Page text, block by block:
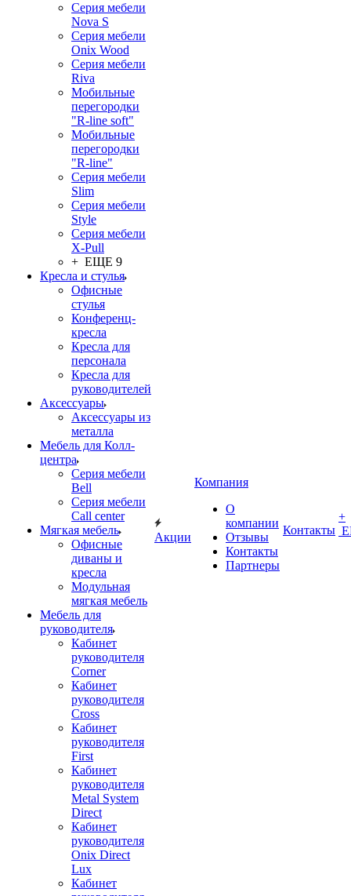
Серия мебели
Nova S
Серия мебели
Onix Wood
Серия мебели
Riva
Мобильные
перегородки
"R-line soft"
Мобильные
перегородки
"R-line"
Серия мебели
Slim
Серия мебели
Style
Серия мебели
X-Pull
+ ЕЩЕ 9
Кресла и стулья
Офисные
стулья
Конференц-
кресла
Кресла для
персонала
Кресла для
руководителей
Аксессуары
Аксессуары из
металла
Мебель для Колл-
центра
Серия мебели
Bell
Серия мебели
Call center
Мягкая мебель
Офисные
диваны и
кресла
Модульная
мягкая мебель
Мебель для
руководителя
Кабинет
руководителя
Corner
Кабинет
руководителя
Cross
Кабинет
руководителя
First
Кабинет
руководителя
Metal System
Direct
Кабинет
руководителя
Onix Direct
Lux
Кабинет
Акции
Компания
О
компании
Отзывы
Контакты
Партнеры
Контакты
+